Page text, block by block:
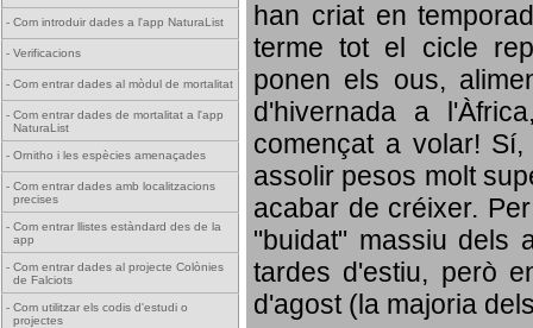
- Com introduir dades a l'app NaturaList
- Verificacions
- Com entrar dades al mòdul de mortalitat
- Com entrar dades de mortalitat a l'app
NaturaList
- Ornitho i les espècies amenaçades
- Com entrar dades amb localitzacions
precises
- Com entrar llistes estàndard des de la
app
- Com entrar dades al projecte Colònies
de Falciots
- Com utilitzar els codis d'estudi o
projectes
han criat en
terme tot el cicle
ponen els ous,
d'hivernada a
començat a volar!
assolir pesos molt
acabar de créixer.
"buidat" massiu dels
tardes d'estiu, però
d'agost (la majoria